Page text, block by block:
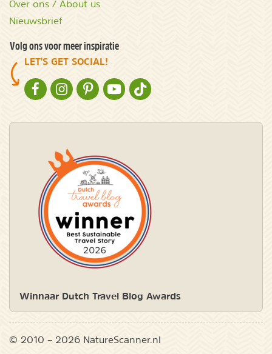
Over ons / About us
Nieuwsbrief
Volg ons voor meer inspiratie
LET'S GET SOCIAL!
NATURESCANNER OP FACEBOOK
NATURESCANNER OP INSTAGRAM
NATURESCANNER OP PINTEREST
NATURESCANNER OP YOUTUBE
NATURESCANNER OP TIKTOK
Winnaar Dutch Travel Blog Awards
© 2010 – 2026 NatureScanner.nl